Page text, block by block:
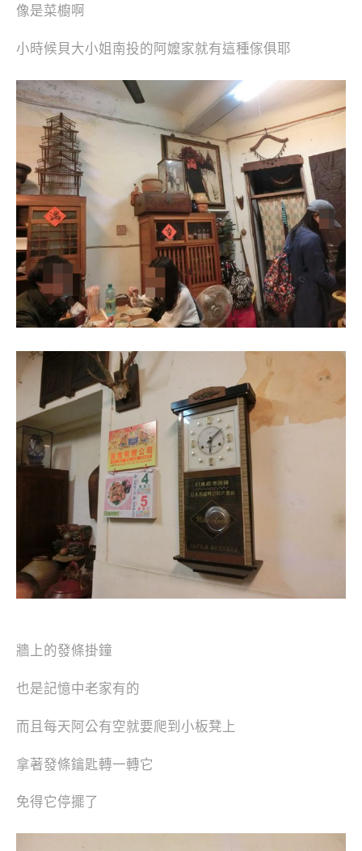
像是菜櫥啊
小時候貝大小姐南投的阿嬤家就有這種傢俱耶
牆上的發條掛鐘
也是記憶中老家有的
而且每天阿公有空就要爬到小板凳上
拿著發條鑰匙轉一轉它
免得它停擺了